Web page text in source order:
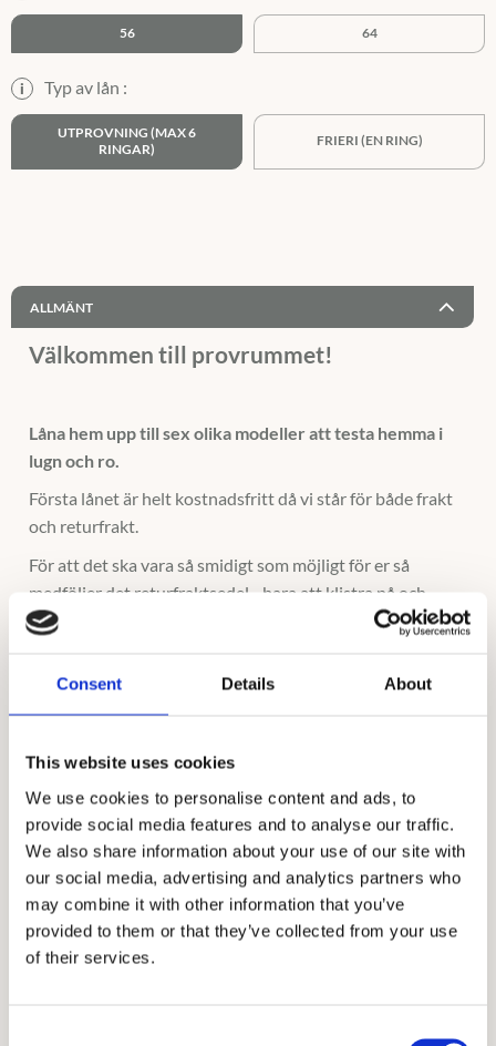
Consent Details About
This website uses cookies
We use cookies to personalise content and ads, to
provide social media features and to analyse our traffic.
We also share information about your use of our site with
our social media, advertising and analytics partners who
may combine it with other information that you’ve
provided to them or that they’ve collected from your use
of their services.
56 64
i Typ av lån :
UTPROVNING (MAX 6
RINGAR)
FRIERI (EN RING)
ALLMÄNT
Välkommen till provrummet!
Låna hem upp till sex olika modeller att testa hemma i
lugn och ro.
Första lånet är helt kostnadsfritt då vi står för både frakt
och returfrakt.
För att det ska vara så smidigt som möjligt för er så
medföljer det returfraktsedel - bara att klistra på och
lämna in hos ert närmsta PostNord ombud.
Vid ev. utebliven retur av provringar kommer
ni debiteras en avgift på 1500kr per slät eller mönstrad
ring och 3500kr per ring med stenar, samt en
serviceavgift på 500kr
Behöver du en ring att fria med?